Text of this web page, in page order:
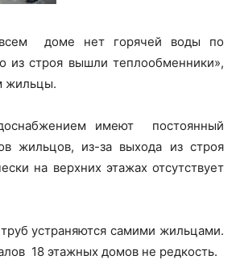
доме нет горячей воды по
из строя вышли теплообменники»,
жильцы.
имеют постоянный
жильцов, из-за выхода из строя
на верхних этажах отсутствует
устраняются самими жильцами.
18 этажных домов не редкость.